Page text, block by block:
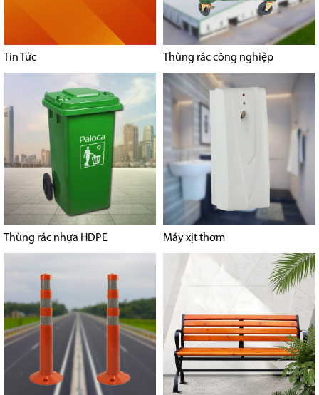
Tin Tức Thùng rác công nghiệp
Thùng rác nhựa HDPE Máy xịt thơm